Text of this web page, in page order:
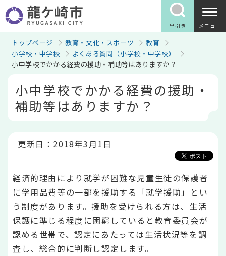
の
ペ
早引き メニュー
トップページ 教育・文化・スポーツ
教育
小学校・中学校
よくある質問（小学校・中学校）
小中学校でかかる経費の援助・補助等はありますか？
小中学校でかかる経費の援助・
補助等はありますか？
更新日：2018年3月1日
経済的理由により就学が困難な児童生徒の保護者
に学用品費等の一部を援助する「就学援助」とい
う制度があります。援助を受けられる方は、生活
保護に準じる程度に困窮していると教育委員会が
認める世帯で、認定にあたっては生活状況等を調
査し、総合的に判断し認定します。